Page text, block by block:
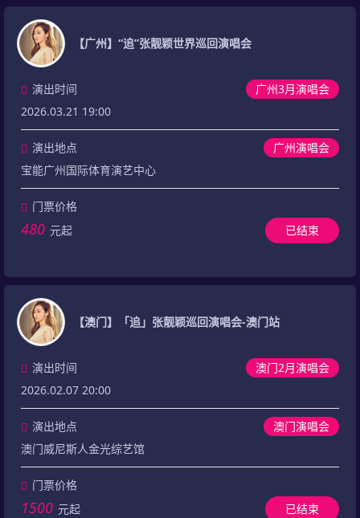
【广州】“追”张靓颖世界巡回演唱会
广州3月演唱会
演出时间
2026.03.21 19:00
演出地点
广州演唱会
宝能广州国际体育演艺中心
门票价格
480 元起 已结束
【澳门】「追」张靓颖巡回演唱会-澳门站
澳门2月演唱会
演出时间
2026.02.07 20:00
演出地点
澳门演唱会
澳门威尼斯人金光综艺馆
门票价格
1500 元起 已结束